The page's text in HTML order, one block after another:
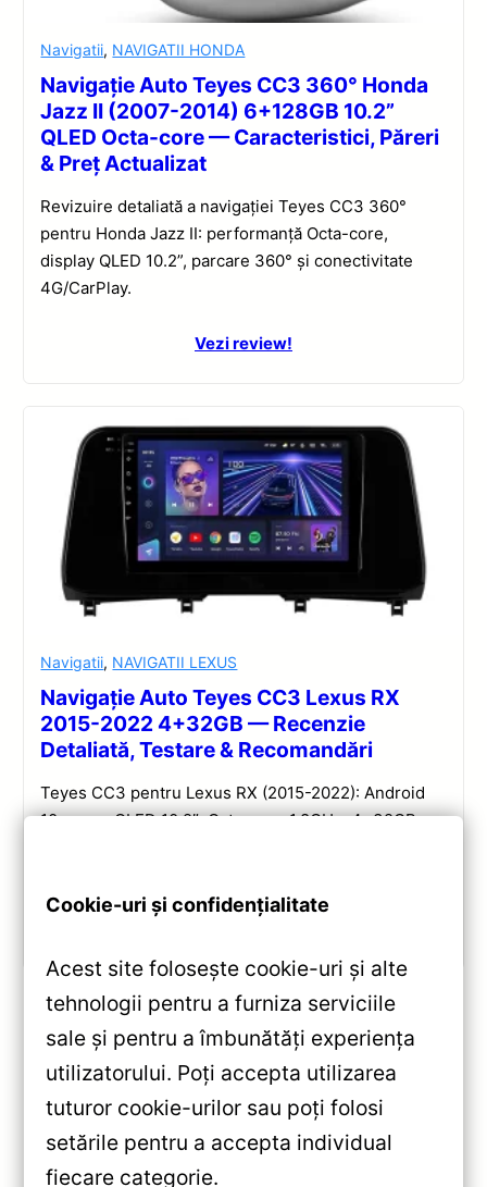
Navigatii, NAVIGATII HONDA
Navigație Auto Teyes CC3 360° Honda
Jazz II (2007-2014) 6+128GB 10.2”
QLED Octa-core — Caracteristici, Păreri
& Preț Actualizat
Revizuire detaliată a navigației Teyes CC3 360°
pentru Honda Jazz II: performanță Octa-core,
display QLED 10.2”, parcare 360° și conectivitate
4G/CarPlay.
Vezi review!
Navigatii, NAVIGATII LEXUS
Navigație Auto Teyes CC3 Lexus RX
2015-2022 4+32GB — Recenzie
Detaliată, Testare & Recomandări
Teyes CC3 pentru Lexus RX (2015-2022): Android
10, ecran QLED 10.2″, Octa-core 1.8GHz, 4+32GB,
«Navigație Auto Teyes CC3L
10.2″ 4+64GB pentru Kia
Sorento (2010-2015) —
Cookie-uri și confidențialitate
Acest site folosește cookie-uri și alte
tehnologii pentru a furniza serviciile
sale și pentru a îmbunătăți experiența
utilizatorului. Poți accepta utilizarea
tuturor cookie-urilor sau poți folosi
setările pentru a accepta individual
fiecare categorie.